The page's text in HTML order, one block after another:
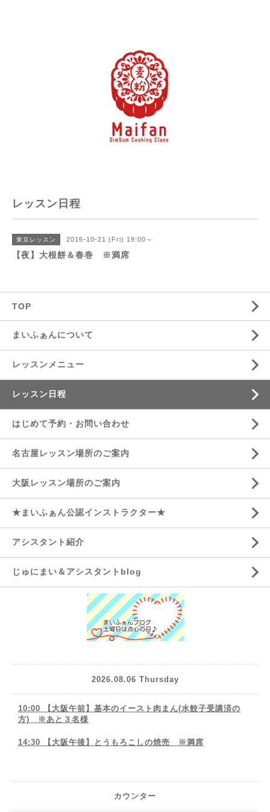
レッスン日程
東京レッスン 2016-10-21 (Fri) 19:00～
【夜】大根餅＆春巻 ※満席
TOP
まいふぁんについて
レッスンメニュー
レッスン日程
はじめて予約・お問い合わせ
名古屋レッスン場所のご案内
大阪レッスン場所のご案内
★まいふぁん公認インストラクター★
アシスタント紹介
じゅにまい＆アシスタントblog
2026.08.06 Thursday
10:00 【大阪午前】基本のイースト肉まん(水餃子受講済の
方) ※あと３名様
14:30 【大阪午後】とうもろこしの焼売 ※満席
カウンター